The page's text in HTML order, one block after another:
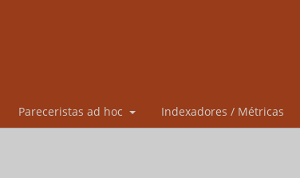
Pareceristas ad hoc Indexadores / Métricas